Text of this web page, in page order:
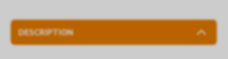
DESCRIPTION